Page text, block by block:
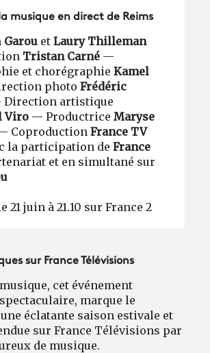
musique en direct de Reims
Garou etLaury Thilleman
Tristan Carné —
et chorégraphieKamel
photoFrédéric
artistique
Viro — ProductriceMaryse
Coproduction France TV
la participation deFrance
et en simultané sur
21 juin à 21.10 sur France 2
sur France Télévisions
cet événement
marque le
éclatante saison estivale et
sur France Télévisions par
de musique.